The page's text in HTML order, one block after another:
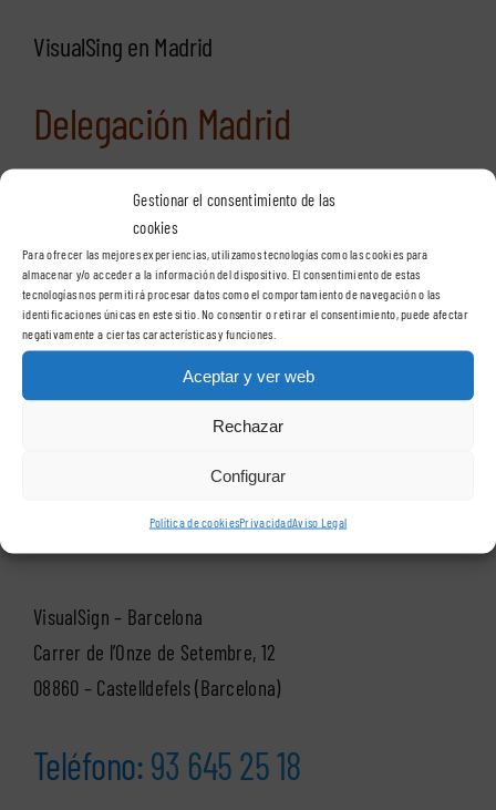
Gestionar el consentimiento de las
cookies
Para ofrecer las mejores experiencias, utilizamos tecnologías como las cookies para
almacenar y/o acceder a la información del dispositivo. El consentimiento de estas
tecnologías nos permitirá procesar datos como el comportamiento de navegación o las
identificaciones únicas en este sitio. No consentir o retirar el consentimiento, puede afectar
negativamente a ciertas características y funciones.
Aceptar y ver web
Rechazar
Configurar
Política de cookiesPrivacidadAviso Legal
VisualSing en Madrid
Delegación Madrid
VisualSign – Madrid
C/ Casas de Miravete, 24A, 2º oficina 2
28031 – Madrid
Teléfono:91 400 89 67
Delegación Cataluña
VisualSign – Barcelona
Carrer de l’Onze de Setembre, 12
08860 – Castelldefels (Barcelona)
Teléfono:93 645 25 18